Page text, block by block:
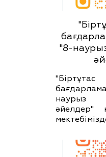
"8-
наурыз
әйелдер"